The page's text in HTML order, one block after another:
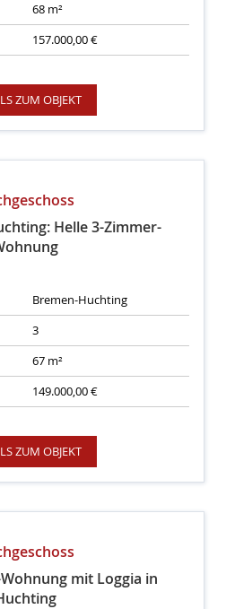
68 m²
157.000,00 €
ZUM OBJEKT
Helle 3-Zimmer-
Bremen-Huchting
3
67 m²
149.000,00 €
ZUM OBJEKT
mit Loggia in